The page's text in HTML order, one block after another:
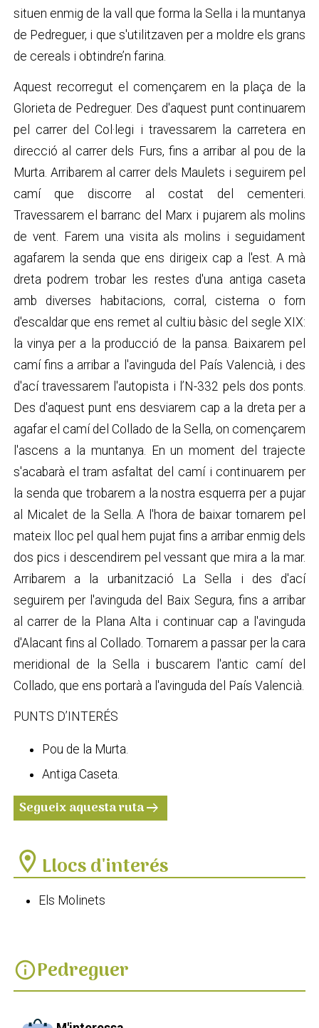
situen enmig de la vall que forma la Sella i la muntanya
de Pedreguer, i que s'utilitzaven per a moldre els grans
de cereals i obtindre’n farina.
Aquest recorregut el començarem en la plaça de la
Glorieta de Pedreguer. Des d'aquest punt continuarem
pel carrer del Col·legi i travessarem la carretera en
direcció al carrer dels Furs, fins a arribar al pou de la
Murta. Arribarem al carrer dels Maulets i seguirem pel
camí que discorre al costat del cementeri.
Travessarem el barranc del Marx i pujarem als molins
de vent. Farem una visita als molins i seguidament
agafarem la senda que ens dirigeix cap a l'est. A mà
dreta podrem trobar les restes d'una antiga caseta
amb diverses habitacions, corral, cisterna o forn
d'escaldar que ens remet al cultiu bàsic del segle XIX:
la vinya per a la producció de la pansa. Baixarem pel
camí fins a arribar a l'avinguda del País Valencià, i des
d'ací travessarem l'autopista i l’N-332 pels dos ponts.
Des d'aquest punt ens desviarem cap a la dreta per a
agafar el camí del Collado de la Sella, on començarem
l'ascens a la muntanya. En un moment del trajecte
s'acabarà el tram asfaltat del camí i continuarem per
la senda que trobarem a la nostra esquerra per a pujar
al Micalet de la Sella. A l'hora de baixar tornarem pel
mateix lloc pel qual hem pujat fins a arribar enmig dels
dos pics i descendirem pel vessant que mira a la mar.
Arribarem a la urbanització La Sella i des d'ací
seguirem per l'avinguda del Baix Segura, fins a arribar
al carrer de la Plana Alta i continuar cap a l'avinguda
d'Alacant fins al Collado. Tornarem a passar per la cara
meridional de la Sella i buscarem l'antic camí del
Collado, que ens portarà a l'avinguda del País Valencià.
PUNTS D’INTERÉS
Pou de la Murta.
Antiga Caseta.
Segueix aquesta rutaarrow_right_alt
location_on Llocs d'interés
Els Molinets
infoPedreguer